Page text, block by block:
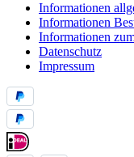
Informationen
Informationen
Informationen
Datenschutz
Impressum